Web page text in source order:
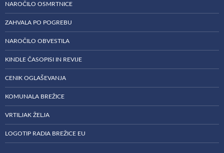
NAROČILO OSMRTNICE
ZAHVALA PO POGREBU
NAROČILO OBVESTILA
KINDLE ČASOPISI IN REVIJE
CENIK OGLAŠEVANJA
KOMUNALA BREŽICE
VRTILJAK ŽELJA
LOGOTIP RADIA BREŽICE EU